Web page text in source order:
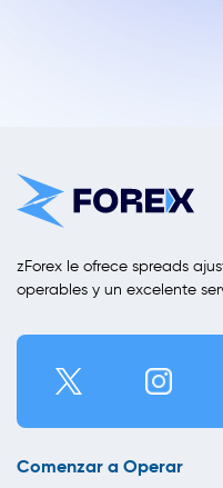
zForex le ofrece spreads
operables y un excelente
Comenzar a Operar